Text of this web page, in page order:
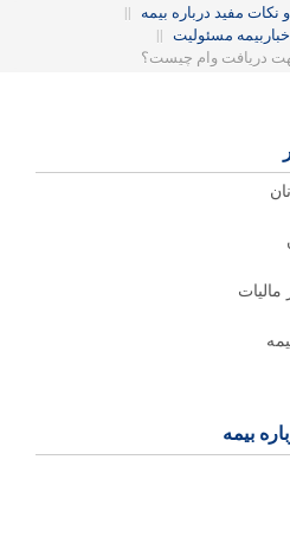
و نکات مفید درباره بیمه
||
مسئولیت ||
دريافت وام چيست؟
بیمه